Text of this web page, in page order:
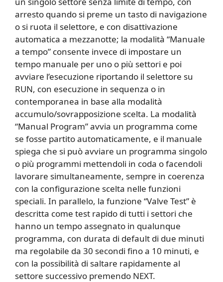
arresto quando si preme un tasto di navigazione
o si ruota il selettore, e con disattivazione
automatica a mezzanotte; la modalità “Manuale
a tempo” consente invece di impostare un
tempo manuale per uno o più settori e poi
avviare l’esecuzione riportando il selettore su
RUN, con esecuzione in sequenza o in
contemporanea in base alla modalità
accumulo/sovrapposizione scelta. La modalità
“Manual Program” avvia un programma come
se fosse partito automaticamente, e il manuale
spiega che si può avviare un programma singolo
o più programmi mettendoli in coda o facendoli
lavorare simultaneamente, sempre in coerenza
con la configurazione scelta nelle funzioni
speciali. In parallelo, la funzione “Valve Test” è
descritta come test rapido di tutti i settori che
hanno un tempo assegnato in qualunque
programma, con durata di default di due minuti
ma regolabile da 30 secondi fino a 10 minuti, e
con la possibilità di saltare rapidamente al
settore successivo premendo NEXT.